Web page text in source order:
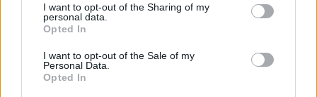
de su consentimiento, pero usted tiene el derecho de
rechazar tal procesamiento. Sus preferencias se aplicarán
cualquier momento entrando de nuevo en este sitio web o
visitando nuestra política de privacidad.
I want to opt-out of the Sharing of my
personal data.
Opted In
I want to opt-out of the Sale of my
Personal Data.
Opted In